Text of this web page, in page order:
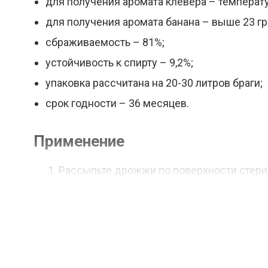
для получения аромата банана – выше 23
сбраживаемость – 81%;
устойчивость к спирту – 9,2%;
упаковка рассчитана на 20-30 литров браги;
срок годности – 36 месяцев.
Применение
Рассыпьте дрожжи по поверхности
минут, затем внесите получившуюся